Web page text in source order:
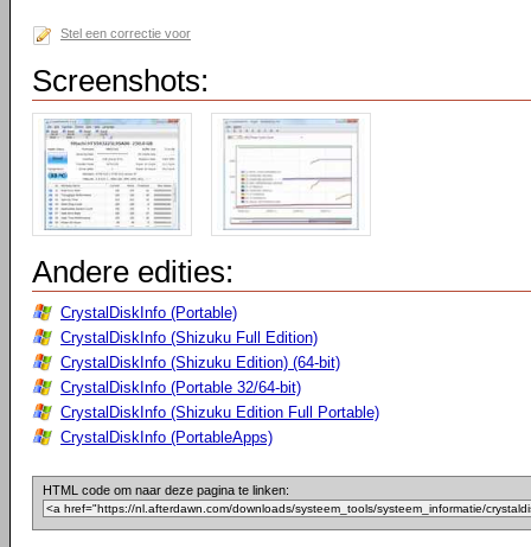
Stel een correctie voor
Screenshots:
Andere edities:
CrystalDiskInfo (Portable)
CrystalDiskInfo (Shizuku Full Edition)
CrystalDiskInfo (Shizuku Edition) (64-bit)
CrystalDiskInfo (Portable 32/64-bit)
CrystalDiskInfo (Shizuku Edition Full Portable)
CrystalDiskInfo (PortableApps)
HTML code om naar deze pagina te linken: